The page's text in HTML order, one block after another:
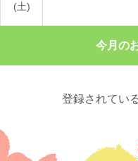
(土)
今月の
登録されてい